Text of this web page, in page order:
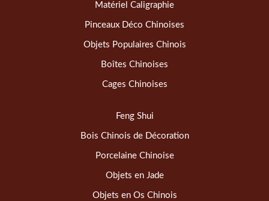
Matériel Caligraphie
Pinceaux Déco Chinoises
Objets Populaires Chinois
Boîtes Chinoises
Cages Chinoises
Feng Shui
Bois Chinois de Décoration
Porcelaine Chinoise
Objets en Jade
Objets en Os Chinois